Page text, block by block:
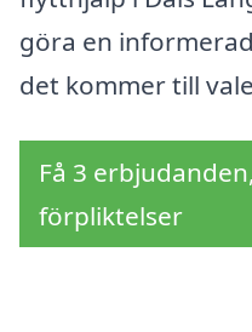
göra en
det kommer till
Få 3
förpliktelser